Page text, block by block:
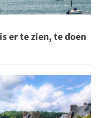
er te zien, te doen